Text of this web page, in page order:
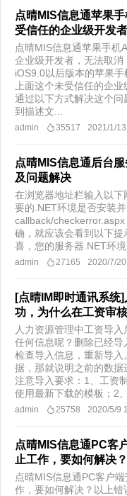
点晴MIS信息通苹果
受信任的企业级开发
点晴MIS信息通苹果手机
企业级开发者，无法取
iOS9.0以后版本的苹果
上面这个未受信任的企
通过以下方式解决这个
到描述文...
admin 35517 2021/1/
点晴MIS信息通后台
及问题解决
在浏览器地址栏输入以
要的.NET环境是否安装
callback/
确，就应该会看到以下
喜，您的服务器.NET环境
admin 27165 2020/7/
[点晴IM即时通讯系统
功，为什么在工资审
人力资源管理中工资导
任何信息呢？删除已经导
检查导入信息，重新导
据，那就说明之前的数据
注意导入要求：1、工资
使用最新下载的模板；2
admin 25758 2020/5/9
点晴MIS信息通PC客
止工作，要如何解决？
点晴MIS信息通PC客户
作，要如何解决？以上